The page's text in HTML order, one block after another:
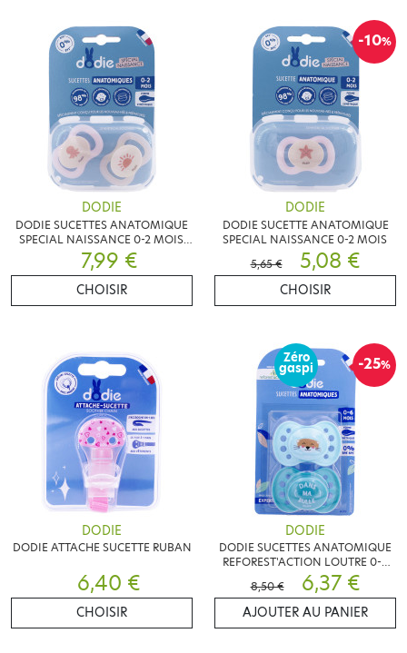
DODIE
DODIE SUCETTES ANATOMIQUE
SPECIAL NAISSANCE 0-2 MOIS
LOT DE 2 SUCETTES
7,99 €
CHOISIR
-10%
DODIE
DODIE SUCETTE ANATOMIQUE
SPECIAL NAISSANCE 0-2 MOIS
5,65 €
5,08 €
CHOISIR
DODIE
DODIE ATTACHE SUCETTE RUBAN
6,40 €
CHOISIR
-25%
Zéro
gaspi
DODIE
DODIE SUCETTES ANATOMIQUE
REFOREST'ACTION LOUTRE 0-6
MOIS
8,50 € 6,37 €
AJOUTER AU PANIER